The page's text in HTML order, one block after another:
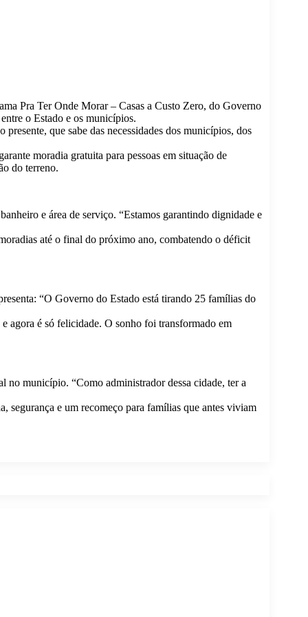
Pra Ter Onde Morar – Casas a Custo Zero, do Governo
o Estado e os municípios.
que sabe das necessidades dos municípios, dos
moradia gratuita para pessoas em situação de
do terreno.
e área de serviço. “Estamos garantindo dignidade e
até o final do próximo ano, combatendo o déficit
“O Governo do Estado está tirando 25 famílias do
agora é só felicidade. O sonho foi transformado em
no município. “Como administrador dessa cidade, ter a
segurança e um recomeço para famílias que antes viviam